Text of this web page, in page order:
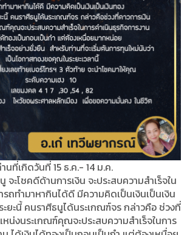
นที่เกิดวันที่ 15 ธ.ค.- 14 ม.ค.
ะโชคดีด้านการเงิน จะประสบความสำเร็จใน
รถทำมาหากินได้ดี มีความคิดเป็นเงินเป็นเงิน
ะยะนี้ คนราศีธนูได้นระเกณฑ์จร กล่าวคือ ช่วงที่
หน่งนระเกณฑ์คุณจะประสบความสำเร็จในการ